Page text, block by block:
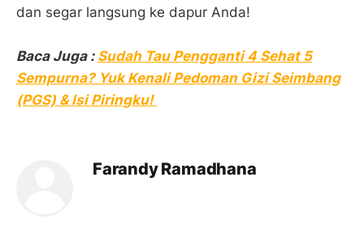
dan segar langsung ke dapur Anda!
Baca Juga : Sudah Tau Pengganti 4 Sehat 5
Sempurna? Yuk Kenali Pedoman Gizi Seimbang
(PGS) & Isi Piringku!
Farandy Ramadhana